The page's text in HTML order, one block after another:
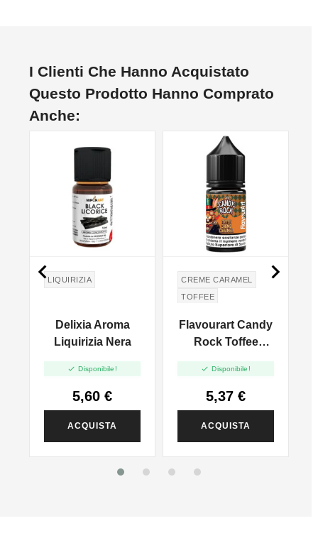
I Clienti Che Hanno Acquistato
Questo Prodotto Hanno Comprato
Anche:
LIQUIRIZIA
Delixia Aroma
Liquirizia Nera
 Disponibile!
5,60 €
ACQUISTA
CREME CARAMEL
TOFFEE
Flavourart Candy
Rock Toffee
Mini Shot 10+20
 Disponibile!
5,37 €
ACQUISTA
 